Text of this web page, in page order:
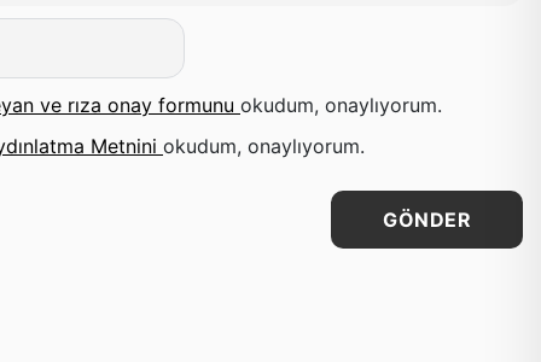
ve rıza onay formunu okudum, onaylıyorum.
Metnini okudum, onaylıyorum.
GÖNDER